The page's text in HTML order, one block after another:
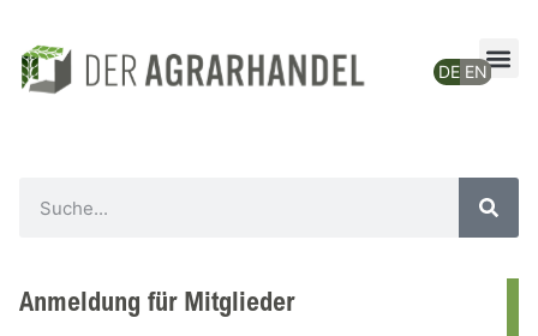
Anmeldung für Mitglieder